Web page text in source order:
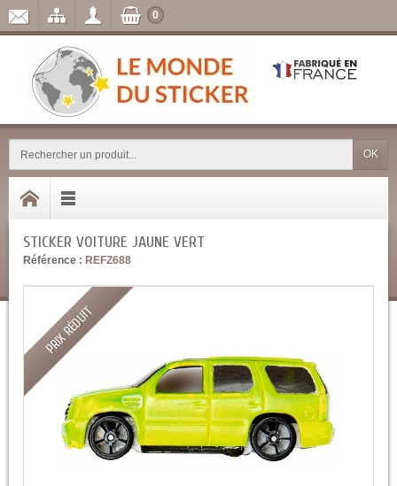
OK
0
STICKER VOITURE JAUNE VERT
Référence : REFZ688
PRIX RÉDUIT